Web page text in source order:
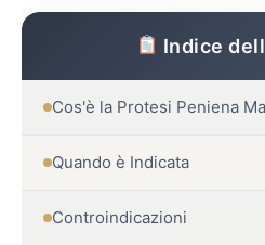
Indice
Cos'è la Protesi Peniena
Quando è Indicata
Controindicazioni